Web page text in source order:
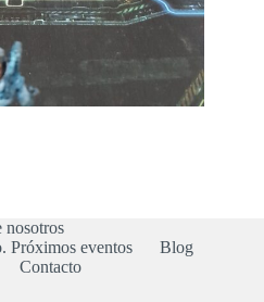
nosotros
Próximos eventos
Blog
Contacto